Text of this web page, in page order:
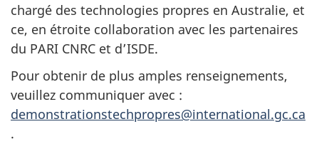
chargé des technologies propres en Australie, et
ce, en étroite collaboration avec les partenaires
du PARI CNRC et d’ISDE.
Pour obtenir de plus amples renseignements,
veuillez communiquer avec :
demonstrationstechpropres@international.gc.ca
.